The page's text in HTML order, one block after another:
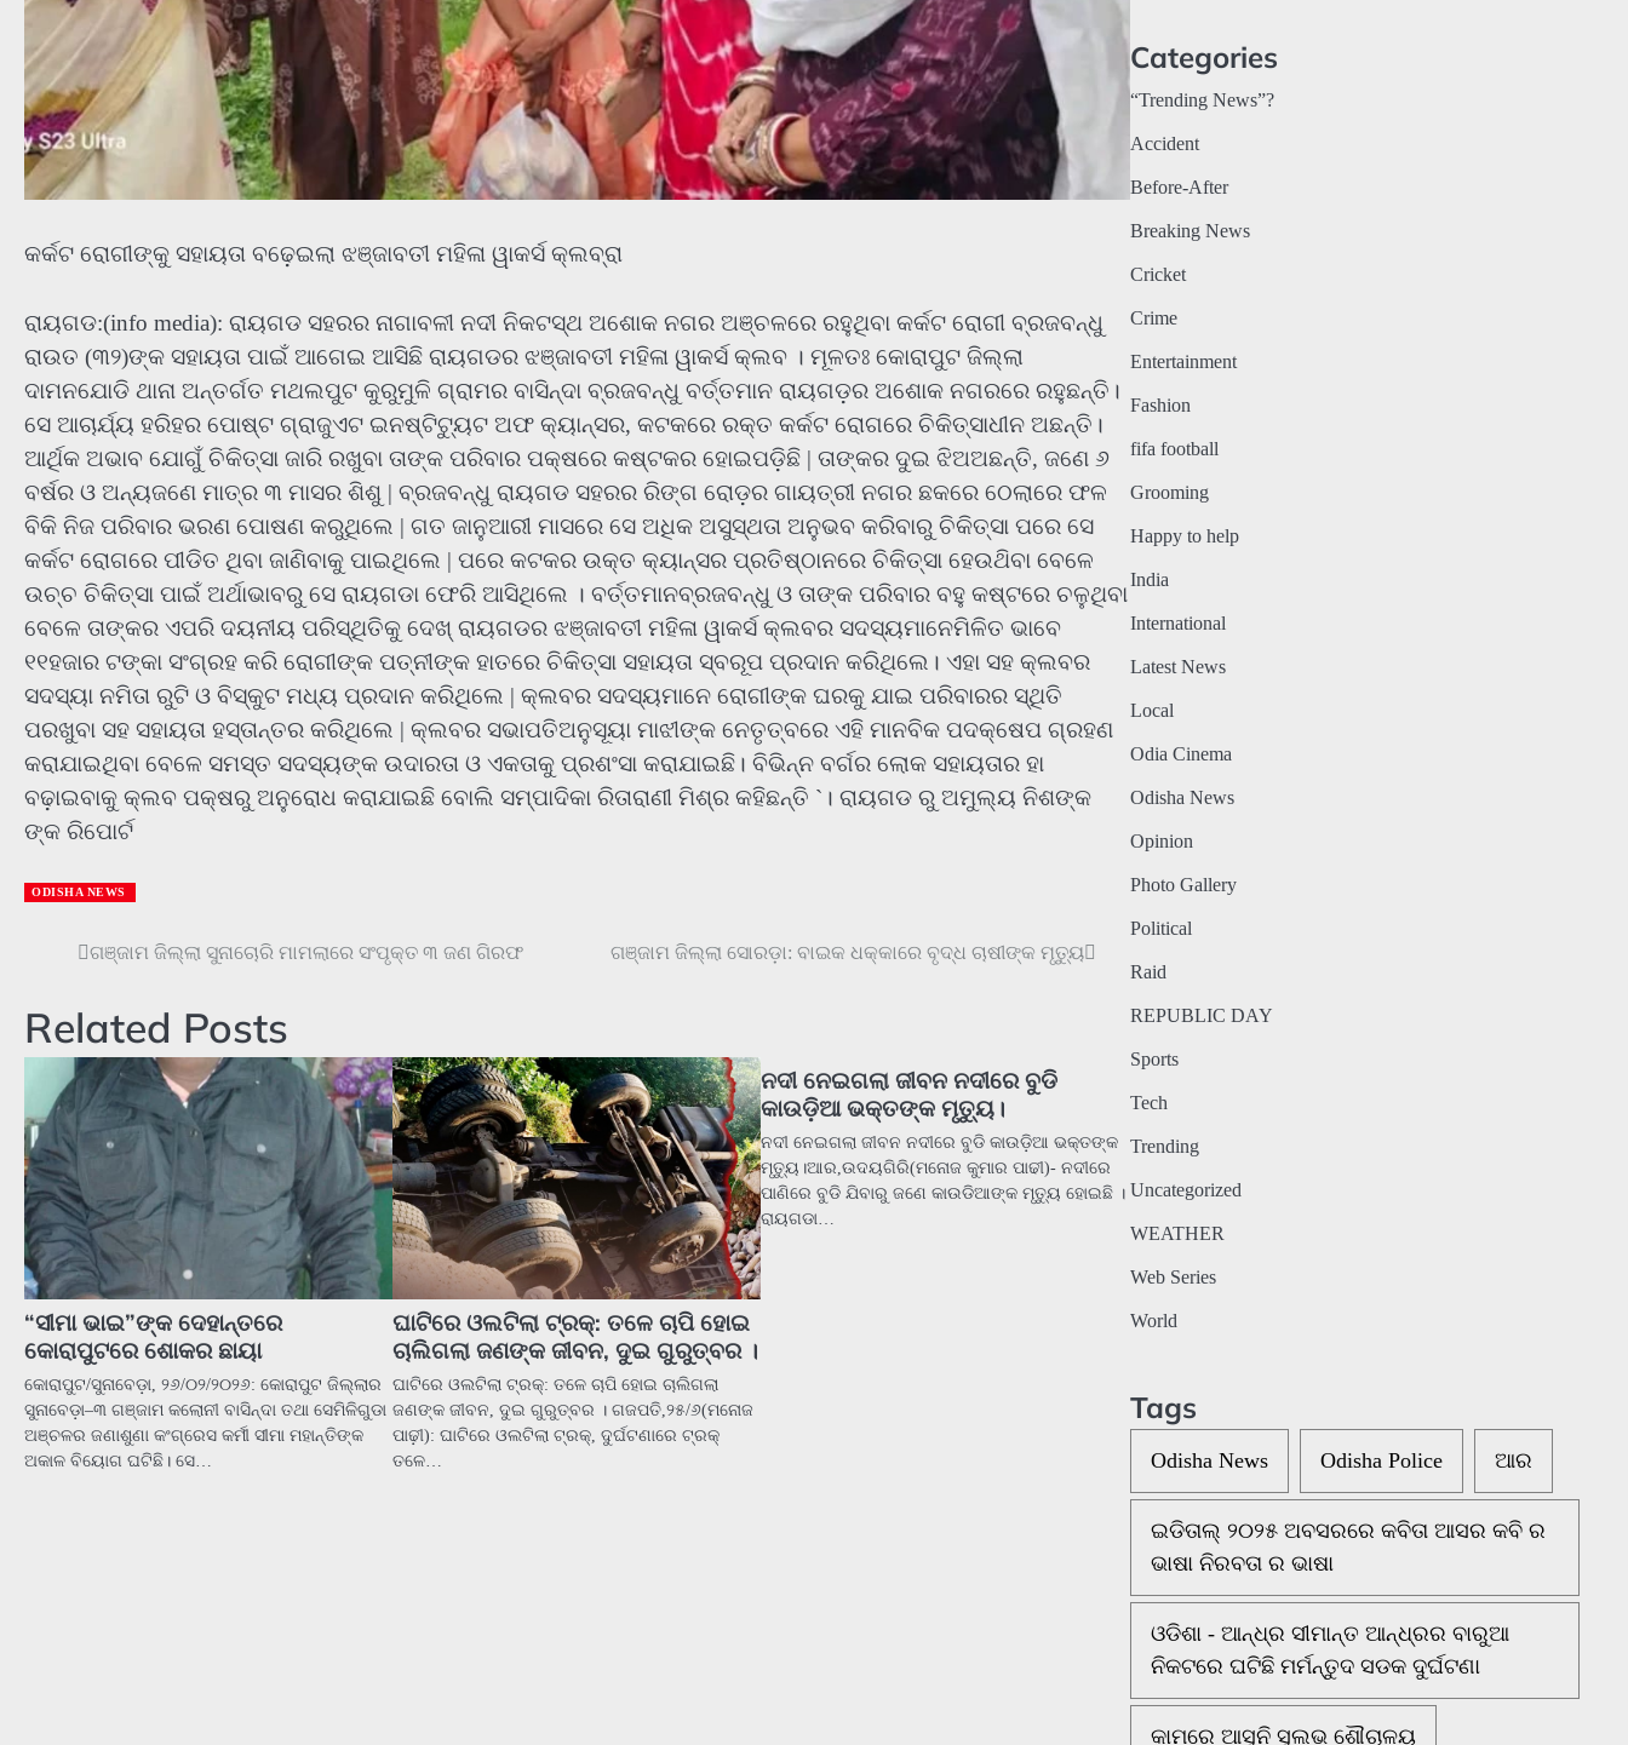
କର୍କଟ ରୋଗୀଙ୍କୁ ସହାୟତା ବଢ଼େଇଲା ଝଞ୍ଜାବତୀ ମହିଳା ୱାକର୍ସ କ୍ଲବ୍ରା
ରାୟଗଡ:(info media): ରାୟଗଡ ସହରର ନାଗାବଳୀ ନଦୀ ନିକଟସ୍ଥ ଅଶୋକ ନଗର ଅଞ୍ଚଳରେ ରହୁଥିବା କର୍କଟ ରୋଗୀ ବ୍ରଜବନ୍ଧୁ
ରାଉତ (୩୨)ଙ୍କ ସହାୟତା ପାଇଁ ଆଗେଇ ଆସିଛି ରାୟଗଡର ଝଞ୍ଜାବତୀ ମହିଳା ୱାକର୍ସ କ୍ଲବ । ମୂଳତଃ କୋରାପୁଟ ଜିଲ୍ଲା
ଦାମନଯୋଡି ଥାନା ଅନ୍ତର୍ଗତ ମଥଲପୁଟ କୁରୁମୁଳି ଗ୍ରାମର ବାସିନ୍ଦା ବ୍ରଜବନ୍ଧୁ ବର୍ତ୍ତମାନ ରାୟଗଡ଼ର ଅଶୋକ ନଗରରେ ରହୁଛନ୍ତି।
ସେ ଆଚାର୍ଯ୍ୟ ହରିହର ପୋଷ୍ଟ ଗ୍ରାଜୁଏଟ ଇନଷ୍ଟିଟ୍ୟୁଟ ଅଫ କ୍ୟାନ୍ସର, କଟକରେ ରକ୍ତ କର୍କଟ ରୋଗରେ ଚିକିତ୍ସାଧୀନ ଅଛନ୍ତି।
ଆର୍ଥିକ ଅଭାବ ଯୋଗୁଁ ଚିକିତ୍ସା ଜାରି ରଖୁବା ତାଙ୍କ ପରିବାର ପକ୍ଷରେ କଷ୍ଟକର ହୋଇପଡ଼ିଛି | ତାଙ୍କର ଦୁଇ ଝିଅଅଛନ୍ତି, ଜଣେ ୬
ବର୍ଷର ଓ ଅନ୍ୟଜଣେ ମାତ୍ର ୩ ମାସର ଶିଶୁ | ବ୍ରଜବନ୍ଧୁ ରାୟଗଡ ସହରର ରିଙ୍ଗ ରୋଡ଼ର ଗାୟତ୍ରୀ ନଗର ଛକରେ ଠେଲାରେ ଫଳ
ବିକି ନିଜ ପରିବାର ଭରଣ ପୋଷଣ କରୁଥିଲେ | ଗତ ଜାନୁଆରୀ ମାସରେ ସେ ଅଧିକ ଅସୁସ୍ଥତା ଅନୁଭବ କରିବାରୁ ଚିକିତ୍ସା ପରେ ସେ
କର୍କଟ ରୋଗରେ ପୀଡିତ ଥିବା ଜାଣିବାକୁ ପାଇଥିଲେ | ପରେ କଟକର ଉକ୍ତ କ୍ୟାନ୍ସର ପ୍ରତିଷ୍ଠାନରେ ଚିକିତ୍ସା ହେଉଥ‌ିବା ବେଳେ
ଉଚ୍ଚ ଚିକିତ୍ସା ପାଇଁ ଅର୍ଥାଭାବରୁ ସେ ରାୟଗଡା ଫେରି ଆସିଥିଲେ । ବର୍ତ୍ତମାନବ୍ରଜବନ୍ଧୁ ଓ ତାଙ୍କ ପରିବାର ବହୁ କଷ୍ଟରେ ଚଳୁଥିବା
ବେଳେ ତାଙ୍କର ଏପରି ଦୟନୀୟ ପରିସ୍ଥିତିକୁ ଦେଖ୍ ରାୟଗଡର ଝଞ୍ଜାବତୀ ମହିଳା ୱାକର୍ସ କ୍ଲବର ସଦସ୍ୟମାନେମିଳିତ ଭାବେ
୧୧ହଜାର ଟଙ୍କା ସଂଗ୍ରହ କରି ରୋଗୀଙ୍କ ପତ୍ନୀଙ୍କ ହାତରେ ଚିକିତ୍ସା ସହାୟତା ସ୍ବରୂପ ପ୍ରଦାନ କରିଥିଲେ। ଏହା ସହ କ୍ଲବର
ସଦସ୍ୟା ନମିତା ରୁଟି ଓ ବିସ୍କୁଟ ମଧ୍ୟ ପ୍ରଦାନ କରିଥିଲେ | କ୍ଲବର ସଦସ୍ୟମାନେ ରୋଗୀଙ୍କ ଘରକୁ ଯାଇ ପରିବାରର ସ୍ଥିତି
ପରଖୁବା ସହ ସହାୟତା ହସ୍ତାନ୍ତର କରିଥିଲେ | କ୍ଲବର ସଭାପତିଅନୁସୂୟା ମାଝୀଙ୍କ ନେତୃତ୍ବରେ ଏହି ମାନବିକ ପଦକ୍ଷେପ ଗ୍ରହଣ
କରାଯାଇଥିବା ବେଳେ ସମସ୍ତ ସଦସ୍ୟଙ୍କ ଉଦାରତା ଓ ଏକତାକୁ ପ୍ରଶଂସା କରାଯାଇଛି। ବିଭିନ୍ନ ବର୍ଗର ଲୋକ ସହାୟତାର ହା
ବଢ଼ାଇବାକୁ କ୍ଲବ ପକ୍ଷରୁ ଅନୁରୋଧ କରାଯାଇଛି ବୋଲି ସମ୍ପାଦିକା ରିତାରାଣୀ ମିଶ୍ର କହିଛନ୍ତି `। ରାୟଗଡ ରୁ ଅମୁଲ୍ୟ ନିଶଙ୍କ
ଙ୍କ ରିପୋର୍ଟ
ODISHA NEWS
Post ଗଞ୍ଜାମ ଜିଲ୍ଲା ସୁନାଚୋରି ମାମଲାରେ ସଂପୃକ୍ତ ୩ ଜଣ ଗିରଫ ଗଞ୍ଜାମ ଜିଲ୍ଲା ସୋରଡ଼ା: ବାଇକ ଧକ୍କାରେ ବୃଦ୍ଧ ଚାଷୀଙ୍କ ମୃତ୍ୟୁ
Related Posts
“ସୀମା ଭାଇ”ଙ୍କ ଦେହାନ୍ତରେ
କୋରାପୁଟରେ ଶୋକର ଛାୟା
କୋରାପୁଟ/ସୁନାବେଡ଼ା, ୨୬/୦୨/୨୦୨୬: କୋରାପୁଟ ଜିଲ୍ଲାର
ସୁନାବେଡ଼ା–୩ ଗଞ୍ଜାମ କଲୋନୀ ବାସିନ୍ଦା ତଥା ସେମିଳିଗୁଡା
ଅଞ୍ଚଳର ଜଣାଶୁଣା କଂଗ୍ରେସ କର୍ମୀ ସୀମା ମହାନ୍ତିଙ୍କ
ଅକାଳ ବିୟୋଗ ଘଟିଛି। ସେ…
ଘାଟିରେ ଓଲଟିଲା ଟ୍ରକ୍‌: ତଳେ ଚାପି ହୋଇ
ଚାଲିଗଲା ଜଣଙ୍କ ଜୀବନ, ଦୁଇ ଗୁରୁତ୍ବର ।
ଘାଟିରେ ଓଲଟିଲା ଟ୍ରକ୍‌: ତଳେ ଚାପି ହୋଇ ଚାଲିଗଲା
ଜଣଙ୍କ ଜୀବନ, ଦୁଇ ଗୁରୁତ୍ବର । ଗଜପତି,୨୫/୬(ମନୋଜ
ପାଢ଼ୀ): ଘାଟିରେ ଓଲଟିଲା ଟ୍ରକ୍‌, ଦୁର୍ଘଟଣାରେ ଟ୍ରକ୍‌
ତଳେ…
ନଦୀ ନେଇଗଲା ଜୀବନ ନଦୀରେ ବୁଡି
କାଉଡ଼ିଆ ଭକ୍ତଙ୍କ ମୃତ୍ୟୁ।
ନଦୀ ନେଇଗଲା ଜୀବନ ନଦୀରେ ବୁଡି କାଉଡ଼ିଆ ଭକ୍ତଙ୍କ
ମୃତ୍ୟୁ।ଆର,ଉଦୟଗିରି(ମନୋଜ କୁମାର ପାଢୀ)- ନଦୀରେ
ପାଣିରେ ବୁଡି ଯିବାରୁ ଜଣେ କାଉଡିଆଙ୍କ ମୃତ୍ୟୁ ହୋଇଛି ।
ରାୟଗଡା…
Categories
“Trending News”?
Accident
Before-After
Breaking News
Cricket
Crime
Entertainment
Fashion
fifa football
Grooming
Happy to help
India
International
Latest News
Local
Odia Cinema
Odisha News
Opinion
Photo Gallery
Political
Raid
REPUBLIC DAY
Sports
Tech
Trending
Uncategorized
WEATHER
Web Series
World
Tags
Odisha News Odisha Police ଆର
ଇଡିତାଲ୍ ୨୦୨୫ ଅବସରରେ କବିତା ଆସର କବି ର
ଭାଷା ନିରବତା ର ଭାଷା
ଓଡିଶା - ଆନ୍ଧ୍ର ସୀମାନ୍ତ ଆନ୍ଧ୍ରର ବାରୁଆ
ନିକଟରେ ଘଟିଛି ମର୍ମନ୍ତୁଦ ସଡକ ଦୁର୍ଘଟଣା
କାମରେ ଆସୁନି ସୁଲଭ ଶୌଚାଳୟ